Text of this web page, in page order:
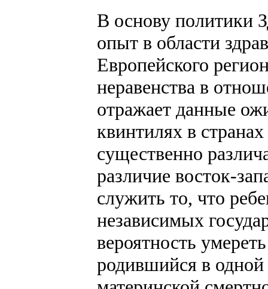
В основу политики
опыт в области
Европейского
неравенства в
отражает данные
квинтилях в
существенно
различие восток-
служить то, что
независимых
вероятность
родившийся в одной